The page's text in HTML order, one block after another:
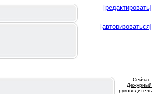
[редактировать]
[авторизоваться]
Сейчас:
Дежурный
руководитель